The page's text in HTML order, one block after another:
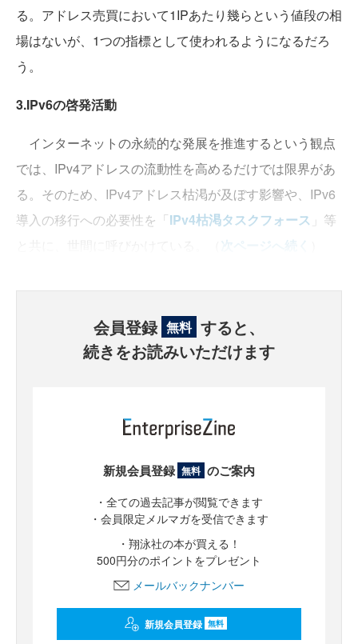
る。アドレス売買において1IPあたり幾らという値段の相
場はないが、1つの指標として使われるようになるだろ
う。
3.IPv6の啓発活動
インターネットの永続的な発展を推進するという観点
では、IPv4アドレスの流動性を高めるだけでは限界があ
る。そのため、IPv4アドレス枯渇が及ぼす影響や、IPv6
導入の移行への必要性を「IPv4枯渇タスクフォース 」等
次ページへ続く
会員登録 無料 すると、
続きをお読みいただけます
新規会員登録 無料 のご案内
・全ての過去記事が閲覧できます
・会員限定メルマガを受信できます
・翔泳社の本が買える！
500円分のポイントをプレゼント
メールバックナンバー
新規会員登録 無料